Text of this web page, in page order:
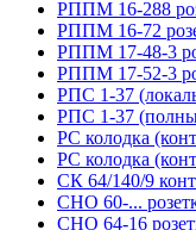
РППМ 16-288
РППМ 16-72
РППМ 17-48-3
РППМ 17-52-3
РПС 1-37
РПС 1-37
РС колодка
РС колодка
СК 64/140/9
СНО 60-...
СНО 64-16